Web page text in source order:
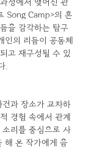
Song Camp>의 흔
을 감각하는 탐구
인의 리듬이 공동체
고 재구성될 수 있
.
과 장소가 교차하
경험 속에서 관계
리를 중심으로 사
해 온 작가에게 음